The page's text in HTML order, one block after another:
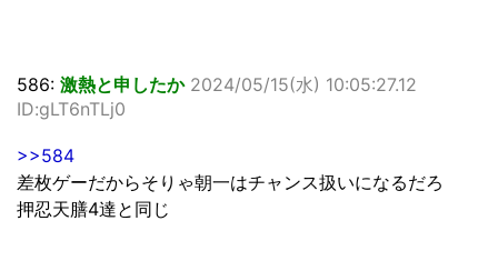
586: 激熱と申したか 2024/05/15(水) 10:05:27.12
ID:gLT6nTLj0
>>584
差枚ゲーだからそりゃ朝一はチャンス扱いになるだろ
押忍天膳4達と同じ